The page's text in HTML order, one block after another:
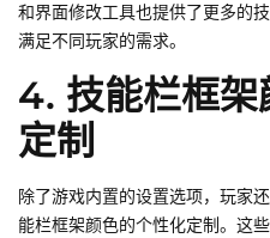
和界面修改工具也提供了更多的
满足不同玩家的需求。
4. 技能栏框架
定制
除了游戏内置的设置选项，玩家
能栏框架颜色的个性化定制。这